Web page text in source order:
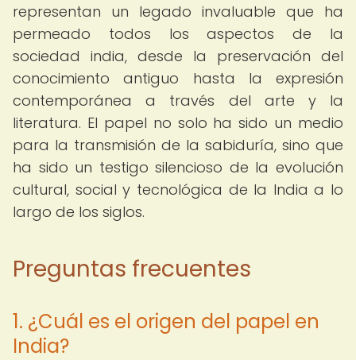
representan un legado invaluable que ha
permeado todos los aspectos de la
sociedad india, desde la preservación del
conocimiento antiguo hasta la expresión
contemporánea a través del arte y la
literatura. El papel no solo ha sido un medio
para la transmisión de la sabiduría, sino que
ha sido un testigo silencioso de la evolución
cultural, social y tecnológica de la India a lo
largo de los siglos.
Preguntas frecuentes
1. ¿Cuál es el origen del papel en
India?